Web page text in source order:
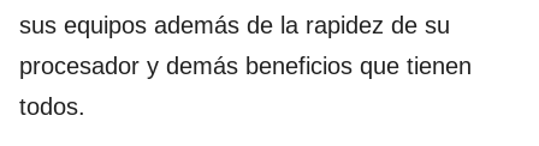
sus equipos además de la rapidez de su
procesador y demás beneficios que tienen
todos.